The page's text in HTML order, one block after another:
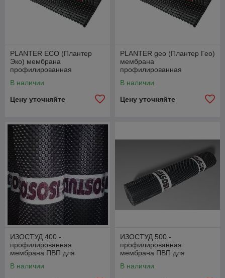
PLANTER ECO (Плантер
Эко) мембрана
профилированная
В наличии
Цену уточняйте
PLANTER geo (Плантер Гео)
мембрана
профилированная
В наличии
Цену уточняйте
ИЗОСТУД 400 -
профилированная
мембрана ПВП для
В наличии
ИЗОСТУД 500 -
профилированная
мембрана ПВП для
В наличии